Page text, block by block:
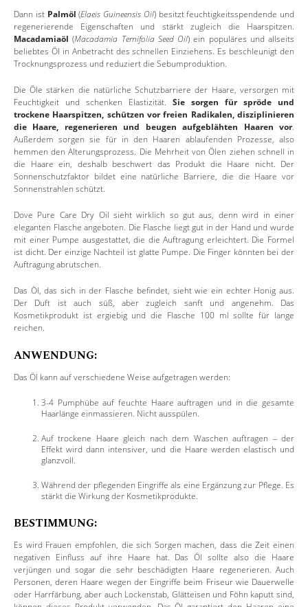
Dann ist Palmöl (Elaeis Guineensis Oil) besitzt feuchtigkeitsspendende und
regenerierende Eigenschaften und stärkt zugleich die Haarspitzen.
Macadamiaöl (Macadamia Ternifolia Seed Oil) ein populäres und allseits
beliebtes Öl in Anbetracht des schnellen Einziehens. Es beschleunigt den
Trocknungsprozess und reduziert die Sebumproduktion.
Die Öle stärken die natürliche Schutzbarriere der Haare, versorgen mit
Feuchtigkeit und schenken Elastizität. Sie sorgen für spröde und
trockene Haarspitzen, schützen vor freien Radikalen, disziplinieren
die Haare, regenerieren und beugen aufgeblähten Haaren vor.
Außerdem sorgen sie für in den Haaren ablaufenden Prozesse, also
hemmen den Alterungsprozess. Die Mehrheit von Ölen ziehen schnell in
die Haare ein, deshalb beschwert das Produkt die Haare nicht. Der
Sonnenschutzfaktor bildet eine natürliche Barriere, die die Haare vor
Sonnenstrahlen schützt.
Dove Pure Care Dry Oil sieht wirklich so gut aus, denn wird in einer
eleganten Flasche angeboten. Die Flasche liegt gut in der Hand und wurde
mit einer Pumpe ausgestattet, die die Auftragung erleichtert. Die Formel
ist dicht. Der einzige Nachteil ist glatte Pumpe. Die Finger könnten bei der
Auftragung abrutschen.
Das Öl, das sich in der Flasche befindet, sieht wie ein echter Honig aus.
Der Duft ist auch süß, aber zugleich sanft und angenehm. Das
Kosmetikprodukt ist ergiebig und die Flasche 100 ml sollte für lange
reichen.
ANWENDUNG:
Das Öl kann auf verschiedene Weise aufgetragen werden:
3-4 Pumphübe auf feuchte Haare auftragen und in die gesamte
Haarlänge einmassieren. Nicht ausspülen.
Auf trockene Haare gleich nach dem Waschen auftragen – der
Effekt wird dann intensiver, und die Haare werden elastisch und
glanzvoll.
Während der pflegenden Eingriffe als eine Ergänzung zur Pflege. Es
stärkt die Wirkung der Kosmetikprodukte.
BESTIMMUNG:
Es wird Frauen empfohlen, die sich Sorgen machen, dass die Zeit einen
negativen Einfluss auf ihre Haare hat. Das Öl sollte also die Haare
verjüngen und sogar die sehr beschädigten Haare regenerieren. Auch
Personen, deren Haare wegen der Eingriffe beim Friseur wie Dauerwelle
oder Harrfärbung, aber auch Lockenstab, Glätteisen und Föhn kaputt sind,